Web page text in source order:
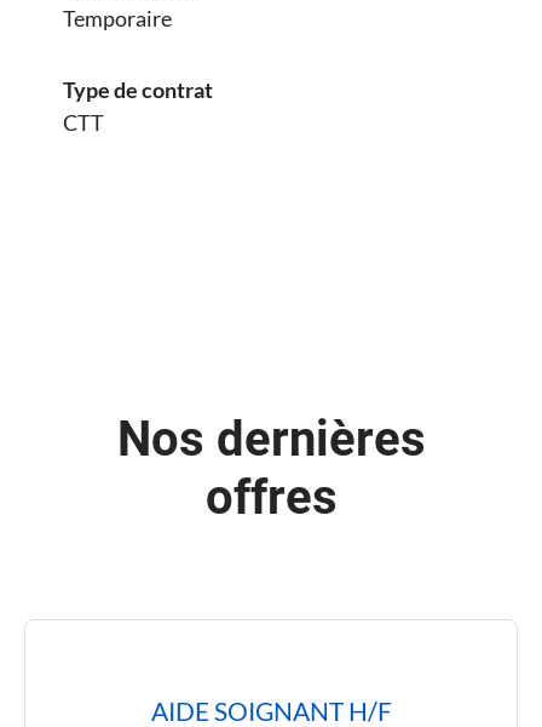
Temporaire
Type de contrat
CTT
Nos dernières
offres
AIDE SOIGNANT H/F